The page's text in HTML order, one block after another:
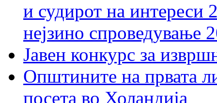
и судирот на интереси
нејзино спроведување
Јавен конкурс за
Општините на првата
посета во Холандија